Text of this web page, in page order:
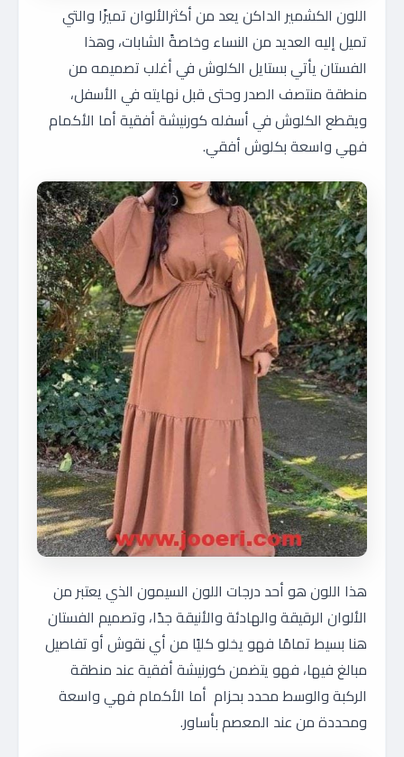
اللون الكشمير الداكن يعد من أكثرالألوان تميزًا والتي
تميل إليه العديد من النساء وخاصةً الشابات، وهذا
الفستان يأتي بستايل الكلوش في أغلب تصميمه من
منطقة منتصف الصدر وحتى قبل نهايته في الأسفل،
ويقطع الكلوش في أسفله كورنيشة أفقية أما الأكمام
فهي واسعة بكلوش أفقي.
هذا اللون هو أحد درجات اللون السيمون الذي يعتبر من
الألوان الرقيقة والهادئة والأنيقة جدًا، وتصميم الفستان
هنا بسيط تمامًا فهو يخلو كليًا من أي نقوش أو تفاصيل
مبالغ فيها، فهو يتضمن كورنيشة أفقية عند منطقة
الركبة والوسط محدد بحزام أما الأكمام فهي واسعة
ومحددة من عند المعصم بأساور.